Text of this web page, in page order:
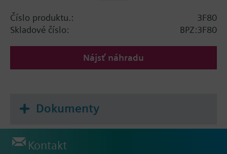
Číslo produktu.:
3F80
Skladové číslo:
BPZ:3F80
Nájsť náhradu
Dokumenty
Kontakt